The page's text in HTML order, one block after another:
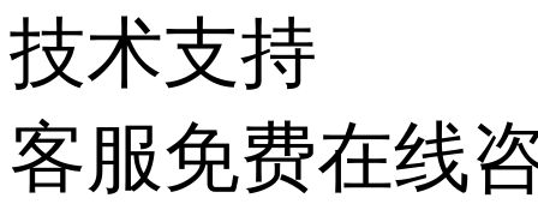
技术支持
客服免费在线